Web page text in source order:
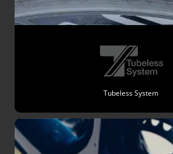
Tubeless System